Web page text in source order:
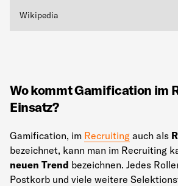
Wikipedia
Wo kommt Gamification im
Einsatz?
Gamification, im Recruiting auch als
bezeichnet, kann man im Recruiting
neuen Trend bezeichnen. Jedes
Postkorb und viele weitere